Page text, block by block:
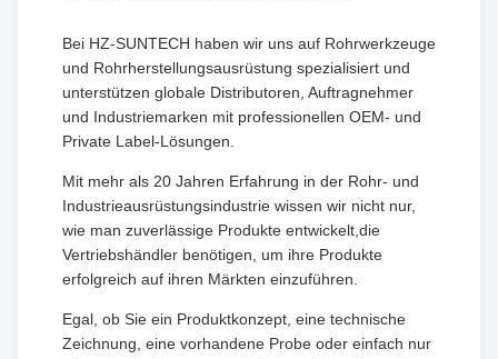
Bei HZ-SUNTECH haben wir uns auf Rohrwerkzeuge
und Rohrherstellungsausrüstung spezialisiert und
unterstützen globale Distributoren, Auftragnehmer
und Industriemarken mit professionellen OEM- und
Private Label-Lösungen.
Mit mehr als 20 Jahren Erfahrung in der Rohr- und
Industrieausrüstungsindustrie wissen wir nicht nur,
wie man zuverlässige Produkte entwickelt,die
Vertriebshändler benötigen, um ihre Produkte
erfolgreich auf ihren Märkten einzuführen.
Egal, ob Sie ein Produktkonzept, eine technische
Zeichnung, eine vorhandene Probe oder einfach nur